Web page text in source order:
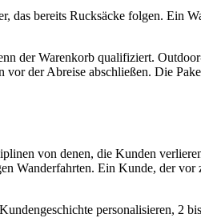
das bereits Rucksäcke folgen. Ein
der Warenkorb qualifiziert.
der Abreise abschließen. Die
von denen, die Kunden
Wanderfahrten. Ein Kunde, der
personalisieren, 2